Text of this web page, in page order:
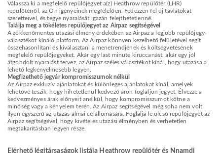
Válassza ki a megfelelő repülőjegyet a(z) Heathrow repülőtér (LHR)
repülőtérről, az Ön igényeinek megfelelően. Fedezzen fel új távlatokat
szeretteivel, és tegye nyaralását igazán felejthetetlenné.
Találja meg a tökéletes repülőjegyet az Airpaz segítségével
A zökkenőmentes utazási élmény érdekében az Airpaz a legjobb repülőjegy-
választékot kínáló platform. Az Airpaz könnyen kezelhető felületével segít
összehasonlítani és kiválasztani a menetrendjének és költségvetésének
megfelelő repülőjegyeket. Akár egy last minute kiruccanást, akár egy jól
átgondolt nyaralást tervez, az Airpaz széles választékot kínál, hogy utazása a
lehető legkényelmesebb legyen.
Megfizethető jegyár kompromisszumok nélkül
Az Airpaz exkluzív ajánlatokat és különleges ajánlatokat kínál, amelyek
lehetővé teszik, hogy hihetetlenül kedvező áron foglaljon jegyet. Élvezze a
kedvezményes árak előnyeit anélkül, hogy kompromisszumot kötne a
minőség vagy a kényelem terén. Az Airpaz segítségével még soha nem volt
ilyen egyszerű az utazás álmai célállomására. Foglalja le olcsó repülőjegyét az
Airpaz segítségével, hogy kivételes utazási élményben és verhetetlen
megtakarításban legyen része.
Elérhető légitársaságok listája Heathrow repülőtér és Nnamdi